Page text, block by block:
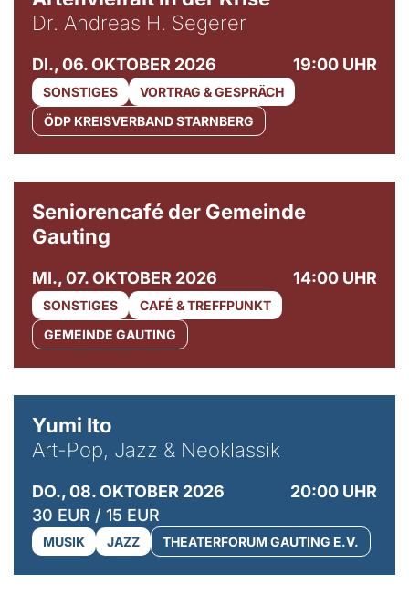
Dr. Andreas H. Segerer
DI., 06. OKTOBER 2026 19:00 UHR
SONSTIGES
VORTRAG & GESPRÄCH
ÖDP KREISVERBAND STARNBERG
Seniorencafé der Gemeinde
Gauting
MI., 07. OKTOBER 2026 14:00 UHR
SONSTIGES
CAFÉ & TREFFPUNKT
GEMEINDE GAUTING
Yumi Ito
Art-Pop, Jazz & Neoklassik
DO., 08. OKTOBER 2026
20:00 UHR
30 EUR / 15 EUR
MUSIK JAZZ THEATERFORUM GAUTING E.V.